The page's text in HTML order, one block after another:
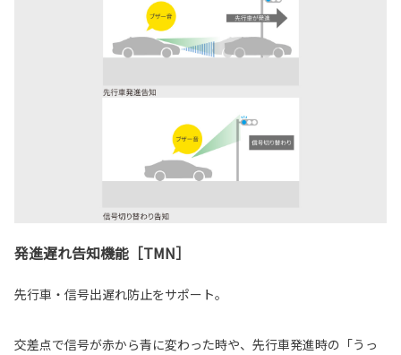
発進遅れ告知機能［TMN］
先行車・信号出遅れ防止をサポート。
交差点で信号が赤から青に変わった時や、先行車発進時の「うっ